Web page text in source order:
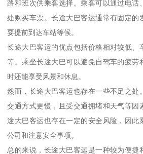
路和班次供乘客选择。乘客可以通过电话
处购买车票。长途大巴客运通常有固定的
要提前到达车站等候。
长途大巴客运的优点包括价格相对较低、
等。乘坐长途大巴可以避免自驾车的疲劳
时还能享受风景和休息。
然而，长途大巴客运也存在一些不足之处
交通方式更慢，且受交通拥堵和天气等因
途大巴客运也存在一定的安全风险，因此
公司和注意安全事项。
总的来说，长途大巴客运是一种较为便捷